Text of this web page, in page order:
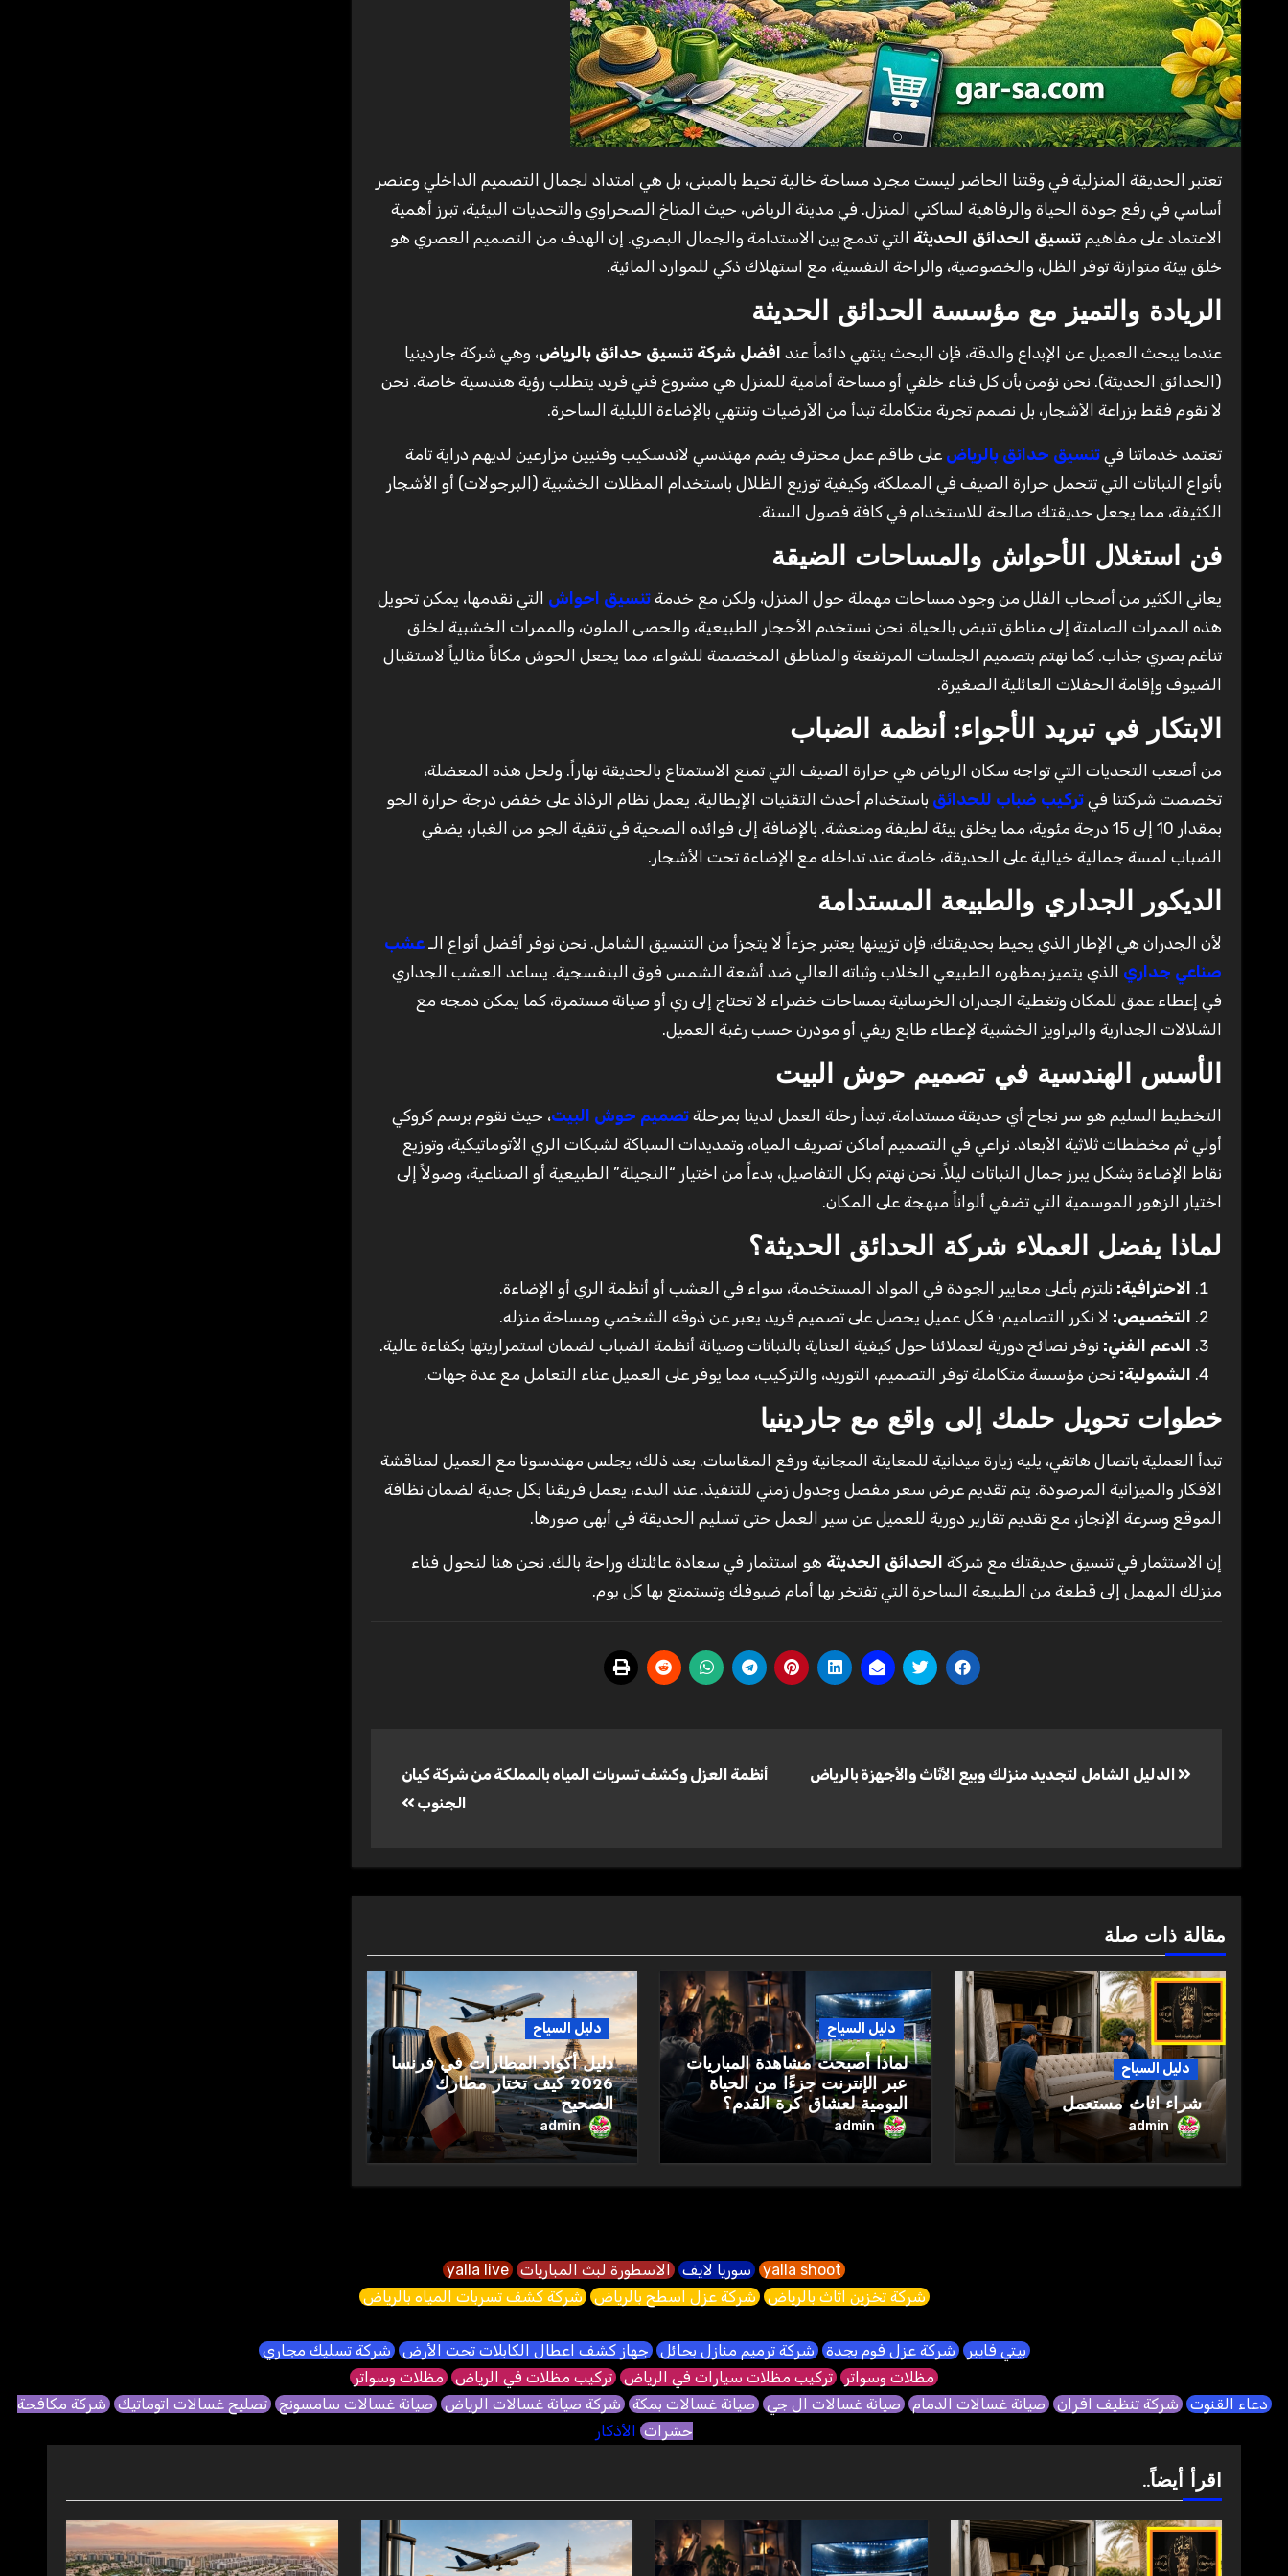
تعتبر الحديقة المنزلية في وقتنا الحاضر ليست مجرد مساحة خالية تحيط بالمبنى، بل هي امتداد لجمال التصميم الداخلي وعنصر
أساسي في رفع جودة الحياة والرفاهية لساكني المنزل. في مدينة الرياض، حيث المناخ الصحراوي والتحديات البيئية، تبرز أهمية
الاعتماد على مفاهيم تنسيق الحدائق الحديثة التي تدمج بين الاستدامة والجمال البصري. إن الهدف من التصميم العصري هو
خلق بيئة متوازنة توفر الظل، والخصوصية، والراحة النفسية، مع استهلاك ذكي للموارد المائية.
الريادة والتميز مع مؤسسة الحدائق الحديثة
عندما يبحث العميل عن الإبداع والدقة، فإن البحث ينتهي دائماً عند افضل شركة تنسيق حدائق بالرياض، وهي شركة جاردينيا
(الحدائق الحديثة). نحن نؤمن بأن كل فناء خلفي أو مساحة أمامية للمنزل هي مشروع فني فريد يتطلب رؤية هندسية خاصة. نحن
لا نقوم فقط بزراعة الأشجار، بل نصمم تجربة متكاملة تبدأ من الأرضيات وتنتهي بالإضاءة الليلية الساحرة.
تعتمد خدماتنا في تنسيق حدائق بالرياض على طاقم عمل محترف يضم مهندسي لاندسكيب وفنيين مزارعين لديهم دراية تامة
بأنواع النباتات التي تتحمل حرارة الصيف في المملكة، وكيفية توزيع الظلال باستخدام المظلات الخشبية (البرجولات) أو الأشجار
الكثيفة، مما يجعل حديقتك صالحة للاستخدام في كافة فصول السنة.
فن استغلال الأحواش والمساحات الضيقة
يعاني الكثير من أصحاب الفلل من وجود مساحات مهملة حول المنزل، ولكن مع خدمة تنسيق احواش التي نقدمها، يمكن تحويل
هذه الممرات الصامتة إلى مناطق تنبض بالحياة. نحن نستخدم الأحجار الطبيعية، والحصى الملون، والممرات الخشبية لخلق
تناغم بصري جذاب. كما نهتم بتصميم الجلسات المرتفعة والمناطق المخصصة للشواء، مما يجعل الحوش مكاناً مثالياً لاستقبال
الضيوف وإقامة الحفلات العائلية الصغيرة.
الابتكار في تبريد الأجواء: أنظمة الضباب
من أصعب التحديات التي تواجه سكان الرياض هي حرارة الصيف التي تمنع الاستمتاع بالحديقة نهاراً. ولحل هذه المعضلة،
تخصصت شركتنا في تركيب ضباب للحدائق باستخدام أحدث التقنيات الإيطالية. يعمل نظام الرذاذ على خفض درجة حرارة الجو
بمقدار 10 إلى 15 درجة مئوية، مما يخلق بيئة لطيفة ومنعشة. بالإضافة إلى فوائده الصحية في تنقية الجو من الغبار، يضفي
الضباب لمسة جمالية خيالية على الحديقة، خاصة عند تداخله مع الإضاءة تحت الأشجار.
الديكور الجداري والطبيعة المستدامة
لأن الجدران هي الإطار الذي يحيط بحديقتك، فإن تزيينها يعتبر جزءاً لا يتجزأ من التنسيق الشامل. نحن نوفر أفضل أنواع الـ عشب
صناعي جداري الذي يتميز بمظهره الطبيعي الخلاب وثباته العالي ضد أشعة الشمس فوق البنفسجية. يساعد العشب الجداري
في إعطاء عمق للمكان وتغطية الجدران الخرسانية بمساحات خضراء لا تحتاج إلى ري أو صيانة مستمرة، كما يمكن دمجه مع
الشلالات الجدارية والبراويز الخشبية لإعطاء طابع ريفي أو مودرن حسب رغبة العميل.
الأسس الهندسية في تصميم حوش البيت
التخطيط السليم هو سر نجاح أي حديقة مستدامة. تبدأ رحلة العمل لدينا بمرحلة تصميم حوش البيت، حيث نقوم برسم كروكي
أولي ثم مخططات ثلاثية الأبعاد. نراعي في التصميم أماكن تصريف المياه، وتمديدات السباكة لشبكات الري الأتوماتيكية، وتوزيع
نقاط الإضاءة بشكل يبرز جمال النباتات ليلاً. نحن نهتم بكل التفاصيل، بدءاً من اختيار “النجيلة” الطبيعية أو الصناعية، وصولاً إلى
اختيار الزهور الموسمية التي تضفي ألواناً مبهجة على المكان.
لماذا يفضل العملاء شركة الحدائق الحديثة؟
الاحترافية: نلتزم بأعلى معايير الجودة في المواد المستخدمة، سواء في العشب أو أنظمة الري أو الإضاءة.
التخصيص: لا نكرر التصاميم؛ فكل عميل يحصل على تصميم فريد يعبر عن ذوقه الشخصي ومساحة منزله.
الدعم الفني: نوفر نصائح دورية لعملائنا حول كيفية العناية بالنباتات وصيانة أنظمة الضباب لضمان استمراريتها بكفاءة عالية.
الشمولية: نحن مؤسسة متكاملة توفر التصميم، التوريد، والتركيب، مما يوفر على العميل عناء التعامل مع عدة جهات.
خطوات تحويل حلمك إلى واقع مع جاردينيا
تبدأ العملية باتصال هاتفي، يليه زيارة ميدانية للمعاينة المجانية ورفع المقاسات. بعد ذلك، يجلس مهندسونا مع العميل لمناقشة
الأفكار والميزانية المرصودة. يتم تقديم عرض سعر مفصل وجدول زمني للتنفيذ. عند البدء، يعمل فريقنا بكل جدية لضمان نظافة
الموقع وسرعة الإنجاز، مع تقديم تقارير دورية للعميل عن سير العمل حتى تسليم الحديقة في أبهى صورها.
إن الاستثمار في تنسيق حديقتك مع شركة الحدائق الحديثة هو استثمار في سعادة عائلتك وراحة بالك. نحن هنا لنحول فناء
منزلك المهمل إلى قطعة من الطبيعة الساحرة التي تفتخر بها أمام ضيوفك وتستمتع بها كل يوم.
المقالات
الدليل الشامل لتجديد منزلك وبيع الأثاث والأجهزة بالرياض
أنظمة العزل وكشف تسربات المياه بالمملكة من شركة كيان
الجنوب
مقالة ذات صلة
دليل السياح
شراء اثاث مستعمل
admin
دليل السياح
لماذا أصبحت مشاهدة المباريات
عبر الإنترنت جزءًا من الحياة
اليومية لعشاق كرة القدم؟
admin
دليل السياح
دليل أكواد المطارات في فرنسا
2026 كيف تختار مطارك
الصحيح
admin
yalla shoot سوريا لايف الاسطورة لبث المباريات yalla live
شركة تخزين اثاث بالرياض شركة عزل اسطح بالرياض شركة كشف تسربات المياه بالرياض
بيتي فايبر شركة عزل فوم بجدة شركة ترميم منازل بحائل جهاز كشف اعطال الكابلات تحت الأرض شركة تسليك مجاري
مظلات وسواتر تركيب مظلات سيارات في الرياض تركيب مظلات في الرياض مظلات وسواتر
دعاء القنوت شركة تنظيف افران صيانة غسالات الدمام صيانة غسالات ال جي صيانة غسالات بمكة شركة صيانة غسالات الرياض صيانة غسالات سامسونج تصليح غسالات اتوماتيك شركة مكافحة
حشرات الأذكار
اقرأ أيضاً..